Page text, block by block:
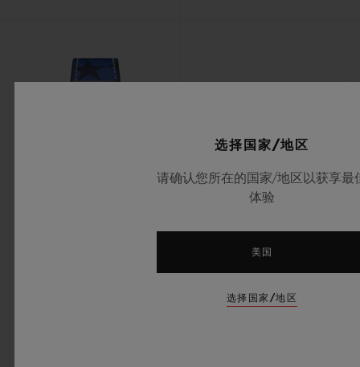
欧洲冠军联赛钛金属计时码表
选择国家/地区
请确认您所在的国家/地区以获享最
体验
美国
选择国家/地区